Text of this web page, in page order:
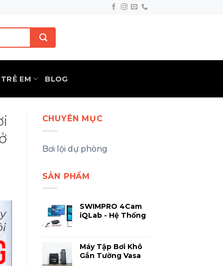
TRẺ EM BLOG
CHUYÊN MỤC
Bơi lội dự phòng
SẢN PHẨM
SWIMPRO 4Cam
iQLab - Hệ Thống
Chuyên Sâu
Máy Tập Bơi Khô
Gắn Tường Vasa